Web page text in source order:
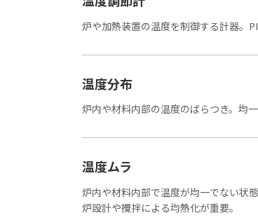
炉や加熱装置の温度を制御する計器。
温度分布
炉内や材料内部の温度のばらつき。均
温度ムラ
炉内や材料内部で温度が均一でない状
炉設計や攪拌による均熱化が重要。